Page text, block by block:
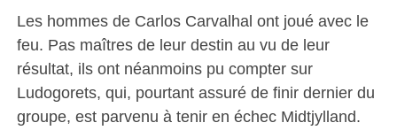
Les hommes de Carlos Carvalhal ont joué avec le
feu. Pas maîtres de leur destin au vu de leur
résultat, ils ont néanmoins pu compter sur
Ludogorets, qui, pourtant assuré de finir dernier du
groupe, est parvenu à tenir en échec Midtjylland.